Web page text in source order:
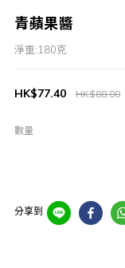
青蘋果醬
淨重:180克
HK$88.00
HK$77.40
數量
分享到